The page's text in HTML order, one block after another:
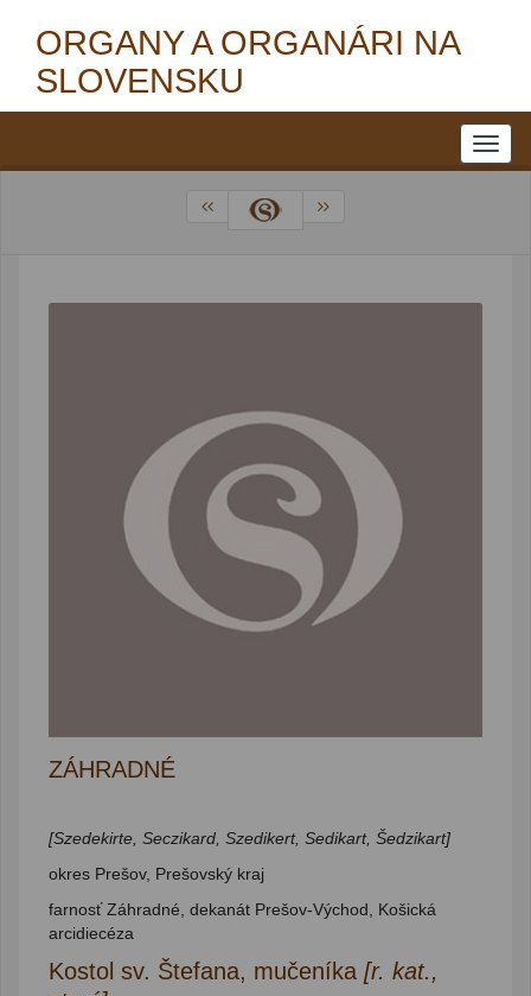
ORGANY A ORGANÁRI NA
SLOVENSKU
ZÁHRADNÉ
[Szedekirte, Seczikard, Szedikert, Sedikart, Šedzikart]
okres Prešov, Prešovský kraj
farnosť Záhradné, dekanát Prešov-Východ, Košická
arcidiecéza
Kostol sv. Štefana, mučeníka [r. kat.,